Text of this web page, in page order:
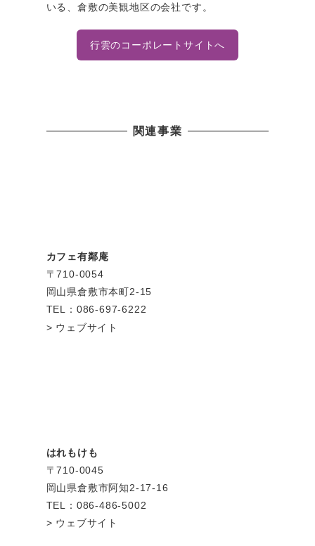
いる、倉敷の美観地区の会社です。
行雲のコーポレートサイトへ
関連事業
カフェ有鄰庵
〒710-0054
岡山県倉敷市本町2-15
TEL：086-697-6222
ウェブサイト
はれもけも
〒710-0045
岡山県倉敷市阿知2-17-16
TEL：086-486-5002
ウェブサイト